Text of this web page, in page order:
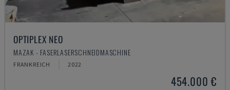
OPTIPLEX NEO
MAZAK - FASERLASERSCHNEIDMASCHINE
FRANKREICH 2022
454.000 €